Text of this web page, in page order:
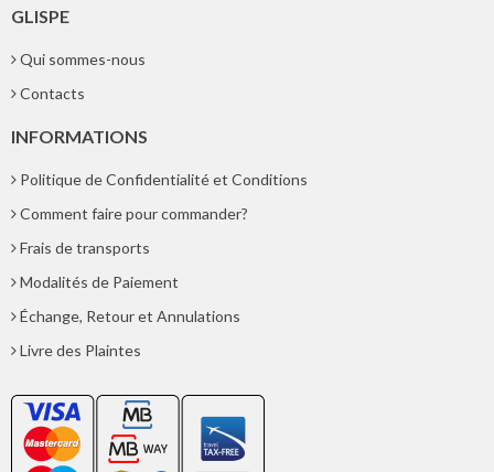
GLISPE
Qui sommes-nous
Contacts
INFORMATIONS
Politique de Confidentialité et Conditions
Comment faire pour commander?
Frais de transports
Modalités de Paiement
Échange, Retour et Annulations
Livre des Plaintes